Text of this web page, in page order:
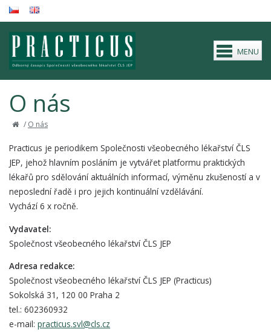
O nás
/O nás
Practicus je periodikem Společnosti všeobecného lékařství ČLS
JEP, jehož hlavním posláním je vytvářet platformu praktických
lékařů pro sdělování aktuálních informací, výměnu zkušeností a v
neposlední řadě i pro jejich kontinuální vzdělávání.
Vychází 6 x ročně.
Vydavatel:
Společnost všeobecného lékařství ČLS JEP
Adresa redakce:
Společnost všeobecného lékařství ČLS JEP (Practicus)
Sokolská 31, 120 00 Praha 2
tel.: 602360932
e-mail: practicus.svl@cls.cz